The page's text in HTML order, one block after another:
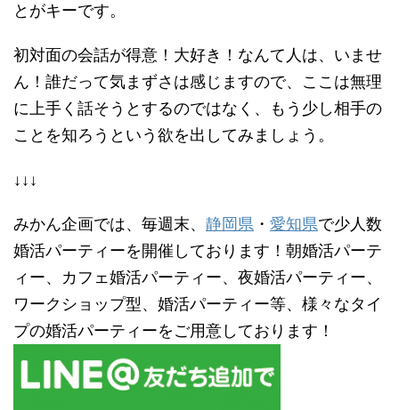
とがキーです。
初対面の会話が得意！大好き！なんて人は、いませ
ん！誰だって気まずさは感じますので、ここは無理
に上手く話そうとするのではなく、もう少し相手の
ことを知ろうという欲を出してみましょう。
↓↓↓
みかん企画では、毎週末、 静岡県 ・ 愛知県で少人数
婚活パーティーを開催しております！朝婚活パーテ
ィー、カフェ婚活パーティー、夜婚活パーティー、
ワークショップ型、婚活パーティー等、様々なタイ
プの婚活パーティーをご用意しております！